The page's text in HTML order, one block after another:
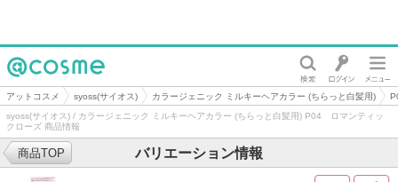
@cosme
アットコスメ syoss(サイオス) カラージェニック ミルキーヘアカラー (ちらっと白髪用)
syoss(サイオス) / カラージェニック ミルキーヘアカラー (ちらっと白髪用) P04 ロマンティッ
クローズ 商品情報
バリエーション情報
商品TOP